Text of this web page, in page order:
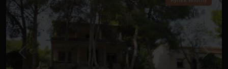
Poprzedni